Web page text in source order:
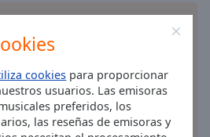
cookies para proporcionar
usuarios. Las emisoras
preferidos, los
las reseñas de emisoras y
gratis Online Radio Box para
sus estaciones de radio en
opciones